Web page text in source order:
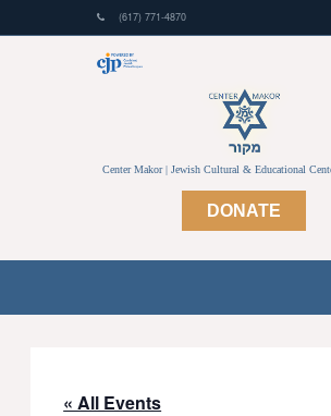
(617) 771-4870
Center Makor | Jewish Cultural & Educational
DONATE
« All Events